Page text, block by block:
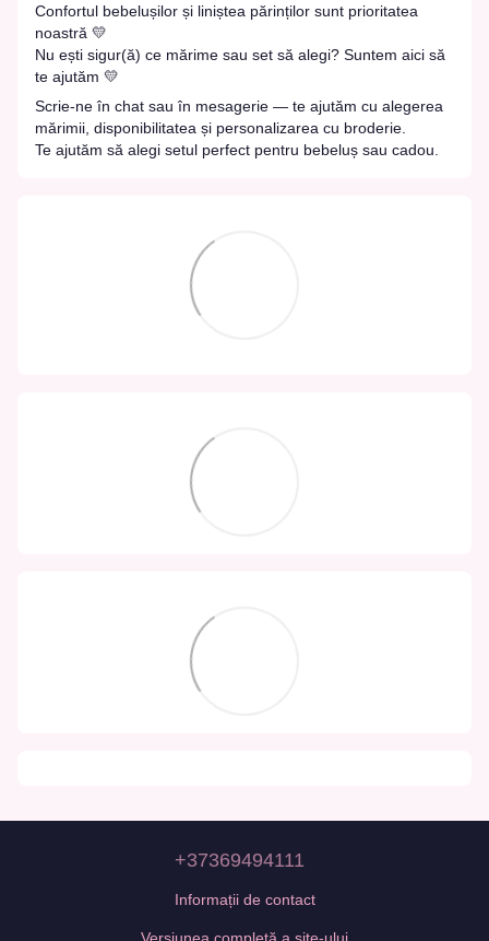
Confortul bebelușilor și liniștea părinților sunt prioritatea
noastră 💛
Nu ești sigur(ă) ce mărime sau set să alegi? Suntem aici să
te ajutăm 💛
Scrie-ne în chat sau în mesagerie — te ajutăm cu alegerea
mărimii, disponibilitatea și personalizarea cu broderie.
Te ajutăm să alegi setul perfect pentru bebeluș sau cadou.
+37369494111
Informații de contact